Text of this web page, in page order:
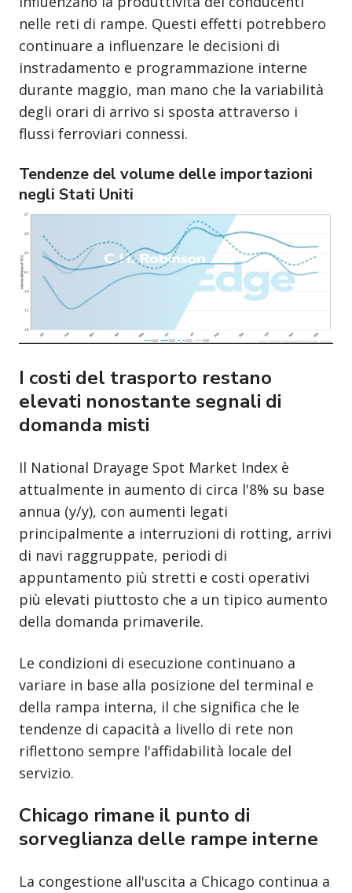
nelle reti di rampe. Questi effetti potrebbero
continuare a influenzare le decisioni di
instradamento e programmazione interne
durante maggio, man mano che la variabilità
degli orari di arrivo si sposta attraverso i
flussi ferroviari connessi.
Tendenze del volume delle importazioni
negli Stati Uniti
I costi del trasporto restano
elevati nonostante segnali di
domanda misti
Il National Drayage Spot Market Index è
attualmente in aumento di circa l'8% su base
annua (y/y), con aumenti legati
principalmente a interruzioni di rotting, arrivi
di navi raggruppate, periodi di
appuntamento più stretti e costi operativi
più elevati piuttosto che a un tipico aumento
della domanda primaverile.
Le condizioni di esecuzione continuano a
variare in base alla posizione del terminal e
della rampa interna, il che significa che le
tendenze di capacità a livello di rete non
riflettono sempre l'affidabilità locale del
servizio.
Chicago rimane il punto di
sorveglianza delle rampe interne
La congestione all'uscita a Chicago continua a